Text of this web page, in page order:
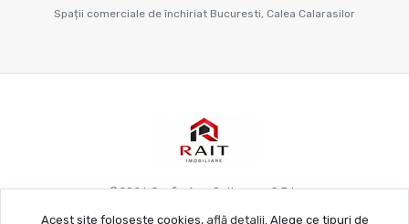
Spații comerciale de închiriat Bucuresti, Calea Calarasilor
©2026Grafie Apo Spitya.mu S.R.L.
Acest site folosește cookies, află detalii. Alege ce tipuri de